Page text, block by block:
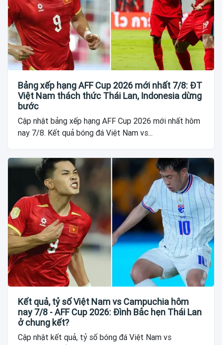
Bảng xếp hạng AFF Cup 2026 mới nhất 7/8: ĐT
Việt Nam thách thức Thái Lan, Indonesia dừng
bước
Cập nhật bảng xếp hạng AFF Cup 2026 mới nhất hôm
nay 7/8. Kết quả bóng đá Việt Nam vs...
Kết quả, tỷ số Việt Nam vs Campuchia hôm
nay 7/8 - AFF Cup 2026: Đình Bắc hẹn Thái Lan
ở chung kết?
Cập nhật kết quả, tỷ số bóng đá Việt Nam vs